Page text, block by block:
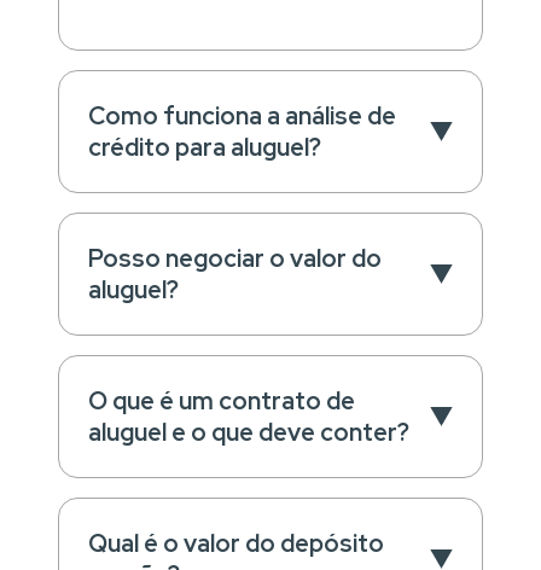
Como funciona a análise de
crédito para aluguel?
Posso negociar o valor do
aluguel?
O que é um contrato de
aluguel e o que deve conter?
Qual é o valor do depósito